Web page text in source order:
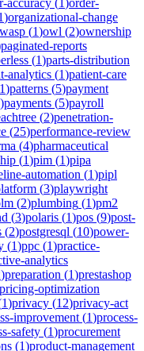
)organizational-change
(1)owl (2)ownership
paginated-reports
(1)parts-distribution
analytics (1)patient-care
1)patterns (5)payment
)payments (5)payroll
(2)penetration-
(25)performance-review
(4)pharmaceutical
(1)pim (1)pipa
automation (1)pipl
(3)playwright
(2)plumbing (1)pm2
(3)polaris (1)pos (9)post-
(2)postgresql (10)power-
(1)ppc (1)practice-
analytics
)preparation (1)prestashop
pricing-optimization
1)privacy (12)privacy-act
improvement (1)process-
safety (1)procurement
(1)product-management